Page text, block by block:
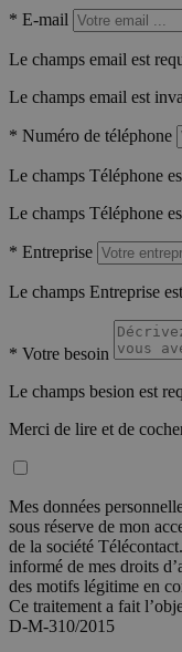
* E-mail
Le champs email est
Le champs email est
* Numéro de téléphone
Le champs Téléphone
Le champs Téléphone
* Entreprise
Le champs Entreprise
* Votre besoin
Le champs besion est
Merci de lire et de
Mes données
sous réserve de mon
de la société
informé de mes droits
des motifs légitime en
Ce traitement a fait
D-M-310/2015